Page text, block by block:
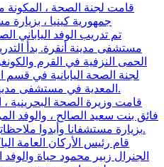
قامت لجنة الصحة ، المكونة
جمهورية كينيا ، بزيارة
تم تدريب الوفد الياباني
مستشفى مدينة أنقرة. بدأ
الحمى النزفية في القرم
لجنة الصحة اليابانية في قسم
المعدية في مستشفى مدينة أنقرة.
قامت وزيرة الصحة البحرينية ،
فائق بنت سعيد الصالح ، والوفد
بزيارة مستشفانا وأبدوا ملاحظاتهم عنها.
قام رئيس الأركان العامة
الجنرال زبير محمود حياة والوفد